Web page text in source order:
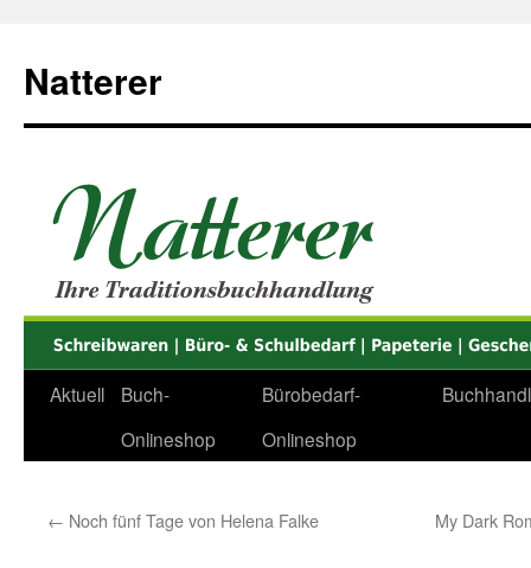
springen
Natterer
Aktuell
Buch-
Onlineshop
Bürobedarf-
Onlineshop
← Noch fünf Tage von Helena Falke My Dark